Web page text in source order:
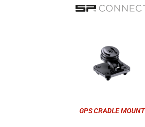
GPS CRADLE MOUNT